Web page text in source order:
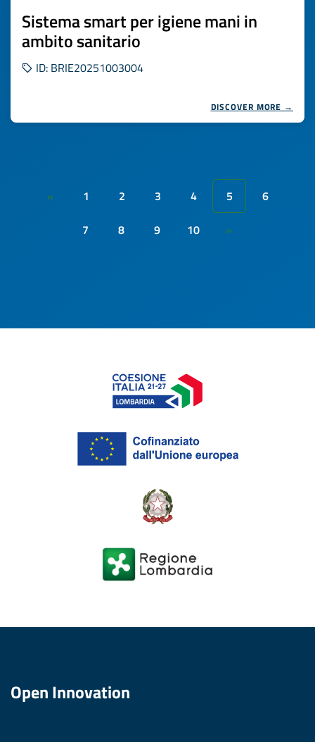
Sistema smart per igiene mani in
ambito sanitario
ID: BRIE20251003004
DISCOVER MORE →
« 1 2 3 4 5
6
7
8 9 10 »
Open Innovation